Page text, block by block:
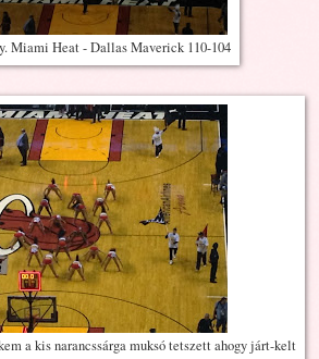
Miami Heat - Dallas Maverick 110-104
a kis narancssárga muksó tetszett ahogy járt-kelt